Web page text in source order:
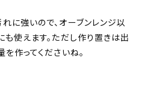
に強いので、オーブンレンジ以
使えます。ただし作り置きは出
作ってくださいね。